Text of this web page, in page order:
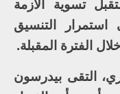
تسوية الأزمة
استمرار التنسيق
الفترة المقبلة.
التقى بيدرسون